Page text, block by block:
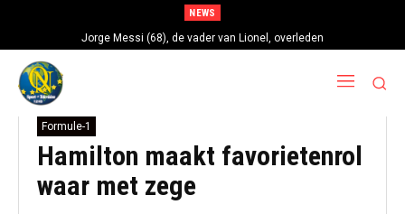
NEWS
Jorge Messi (68), de vader van Lionel, overleden
Formule-1
Hamilton maakt favorietenrol
waar met zege